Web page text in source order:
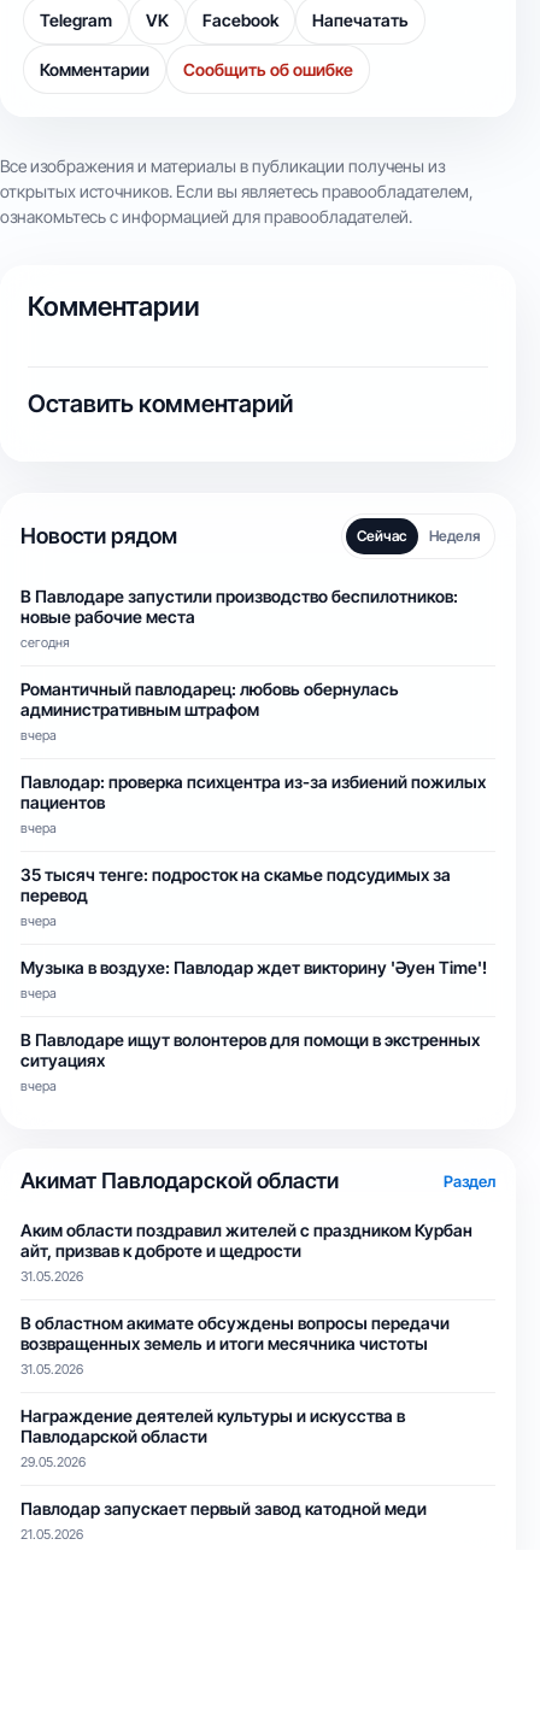
Telegram VK Facebook Напечатать
Комментарии Сообщить об ошибке
Все изображения и материалы в публикации получены из
открытых источников. Если вы являетесь правообладателем,
ознакомьтесь с информацией для правообладателей.
Комментарии
Оставить комментарий
Новости рядом Сейчас Неделя
В Павлодаре запустили производство беспилотников:
новые рабочие места
сегодня
Романтичный павлодарец: любовь обернулась
административным штрафом
вчера
Павлодар: проверка психцентра из-за избиений пожилых
пациентов
вчера
35 тысяч тенге: подросток на скамье подсудимых за
перевод
вчера
Музыка в воздухе: Павлодар ждет викторину 'Әуен Time'!
вчера
В Павлодаре ищут волонтеров для помощи в экстренных
ситуациях
вчера
Акимат Павлодарской области Раздел
Аким области поздравил жителей с праздником Курбан
айт, призвав к доброте и щедрости
31.05.2026
В областном акимате обсуждены вопросы передачи
возвращенных земель и итоги месячника чистоты
31.05.2026
Награждение деятелей культуры и искусства в
Павлодарской области
29.05.2026
Павлодар запускает первый завод катодной меди
21.05.2026